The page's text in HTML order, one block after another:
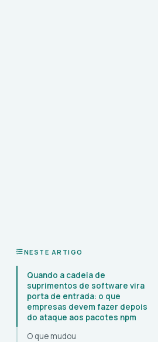
NESTE ARTIGO
Quando a cadeia de
suprimentos de software vira
porta de entrada: o que
empresas devem fazer depois
do ataque aos pacotes npm
O que mudou